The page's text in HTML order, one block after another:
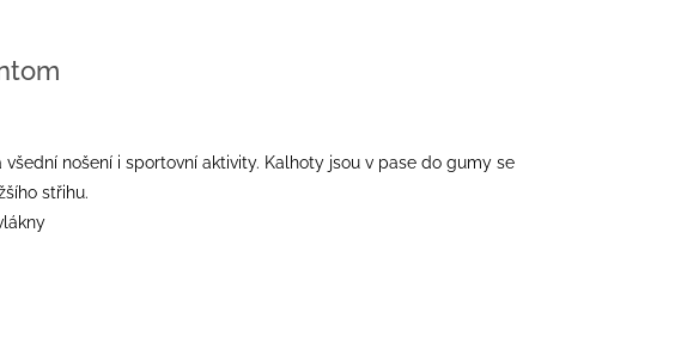
nošení i sportovní aktivity. Kalhoty jsou v pase do gumy se
střihu.